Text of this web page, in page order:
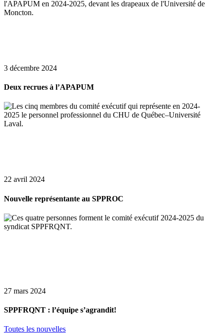
3 décembre 2024
Deux recrues à l’APAPUM
22 avril 2024
Nouvelle représentante au SPPROC
27 mars 2024
SPPFRQNT : l’équipe s’agrandit!
Toutes les nouvelles